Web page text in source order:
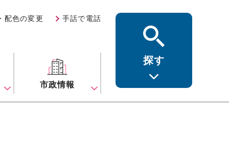
配色の変更 手話で電話
市政情報
探す